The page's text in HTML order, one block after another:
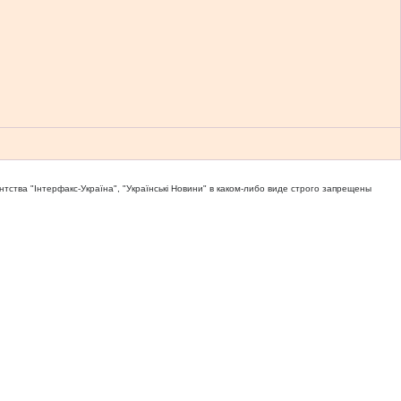
"Iнтерфакс-Україна", "Українськi Новини" в каком-либо виде строго запрещены